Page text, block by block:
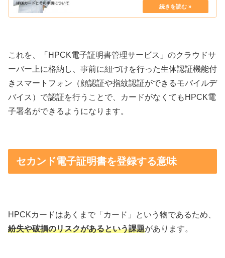
これを、「HPCK電子証明書管理サービス」のクラウドサ
ーバー上に格納し、事前に紐づけを行った生体認証機能付
きスマートフォン（顔認証や指紋認証ができるモバイルデ
バイス）で認証を行うことで、カードがなくてもHPCK電
子署名ができるようになります。
セカンド電子証明書を登録する意味
HPCKカードはあくまで「カード」という物であるため、
紛失や破損のリスクがあるという課題があります。